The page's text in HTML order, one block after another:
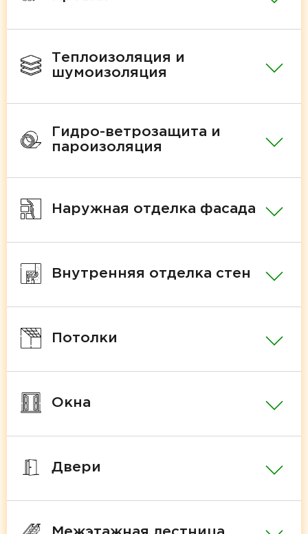
Теплоизоляция и
шумоизоляция
Гидро-ветрозащита и
пароизоляция
Наружная отделка фасада
Внутренняя отделка стен
Потолки
Окна
Двери